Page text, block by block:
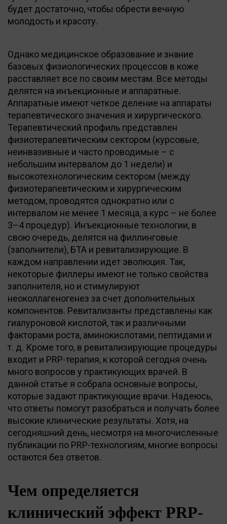
будет достаточно, чтобы обрести вечную
молодость и красоту.
Однако медицинское образование и знание
базовых физиологических процессов в коже
расставляет все по своим местам. Все методы
делятся на инъекционные и аппаратные.
Аппаратные имеют четкое деление на аппараты
терапевтического значения и хирургического.
Терапевтический профиль представлен
физиотерапевтическим сектором (курсовые,
неинвазивные и часто проводимые – с
небольшим интервалом до 1 недели) и
высокотехнологическим сектором (между
физиотерапевтическим и хирургическим
методом, проводятся однократно или с
интервалом не менее 1 месяца, а курс – не более
3–4 процедур). Инъекционные технологии, в
свою очередь, делятся на филлинговые
(заполнители), БТА и ревитализирующие. В
каждом направлении идет эволюция. Так,
некоторые филлеры имеют не только свойства
заполнителя, но и стимулируют
неоколлагеногенез за счет дополнительных
компонентов. Ревитализанты представлены как
гиалуроновой кислотой, так и различными
факторами роста, аминокислотами, пептидами и
т. д. Кроме того, в ревитализирующие процедуры
входит и PRP-терапия, к которой сегодня очень
много вопросов у практикующих врачей. В
данной статье я собрала основные вопросы,
которые задают практикующие врачи. Надеюсь,
что ответы помогут разобраться и получать более
высокие клинические результаты. Хотя, на
сегодняшний день, несмотря на многочисленные
публикации по PRP-технологиям, многие вопросы
остаются без ответов.
Чем определяется
клинический эффект PRP-